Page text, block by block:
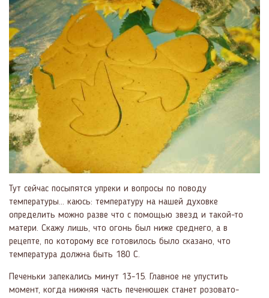
Тут сейчас посыпятся упреки и вопросы по поводу
температуры... каюсь: температуру на нашей духовке
определить можно разве что с помощью звезд и такой-то
матери. Скажу лишь, что огонь был ниже среднего, а в
рецепте, по которому все готовилось было сказано, что
температура должна быть 180 С.
Печеньки запекались минут 13-15. Главное не упустить
момент, когда нижняя часть печенюшек станет розовато-